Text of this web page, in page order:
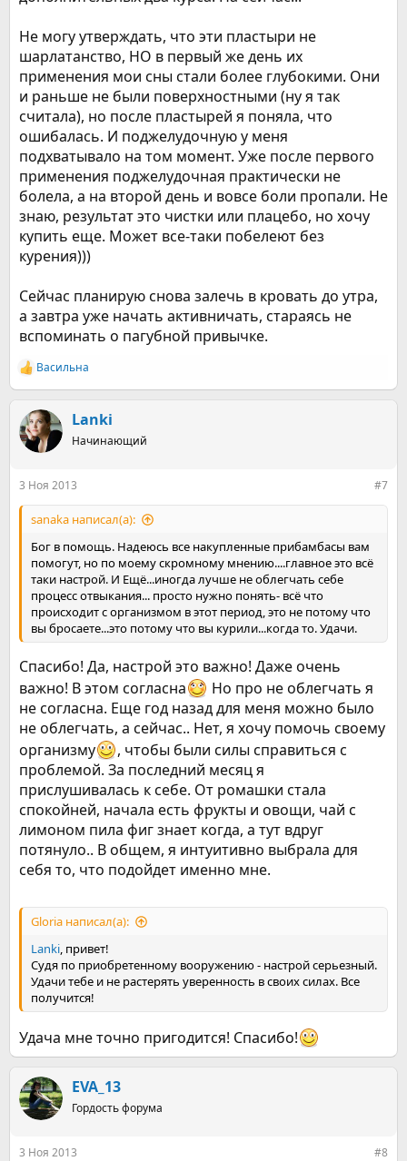
Не могу утверждать, что эти пластыри не
шарлатанство, НО в первый же день их
применения мои сны стали более глубокими. Они
и раньше не были поверхностными (ну я так
считала), но после пластырей я поняла, что
ошибалась. И поджелудочную у меня
подхватывало на том момент. Уже после первого
применения поджелудочная практически не
болела, а на второй день и вовсе боли пропали. Не
знаю, результат это чистки или плацебо, но хочу
купить еще. Может все-таки побелеют без
курения)))
Сейчас планирую снова залечь в кровать до утра,
а завтра уже начать активничать, стараясь не
вспоминать о пагубной привычке.
Р
е
к
ц
и
Васильна
Lanki
Начинающий
3 Ноя 2013 #7
sanaka написал(а):
Бог в помощь. Надеюсь все накупленные прибамбасы вам
помогут, но по моему скромному мнению....главное это всё
таки настрой. И Ещё...иногда лучше не облегчать себе
процесс отвыкания... просто нужно понять- всё что
происходит с организмом в этот период, это не потому что
вы бросаете...это потому что вы курили...когда то. Удачи.
Спасибо! Да, настрой это важно! Даже очень
важно! В этом согласна
Но про не облегчать я
не согласна. Еще год назад для меня можно было
не облегчать, а сейчас.. Нет, я хочу помочь своему
организму
, чтобы были силы справиться с
проблемой. За последний месяц я
прислушивалась к себе. От ромашки стала
спокойней, начала есть фрукты и овощи, чай с
лимоном пила фиг знает когда, а тут вдруг
потянуло.. В общем, я интуитивно выбрала для
себя то, что подойдет именно мне.
Gloria написал(а):
Lanki, привет!
Судя по приобретенному вооружению - настрой серьезный.
Удачи тебе и не растерять уверенность в своих силах. Все
получится!
Удача мне точно пригодится! Спасибо!
EVA_13
Гордость форума
3 Ноя 2013 #8